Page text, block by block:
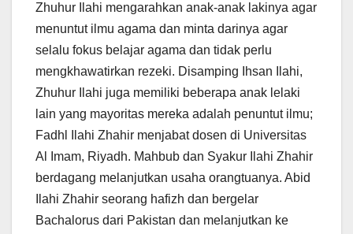
Zhuhur Ilahi mengarahkan anak-anak lakinya agar
menuntut ilmu agama dan minta darinya agar
selalu fokus belajar agama dan tidak perlu
mengkhawatirkan rezeki. Disamping Ihsan Ilahi,
Zhuhur Ilahi juga memiliki beberapa anak lelaki
lain yang mayoritas mereka adalah penuntut ilmu;
Fadhl Ilahi Zhahir menjabat dosen di Universitas
Al Imam, Riyadh. Mahbub dan Syakur Ilahi Zhahir
berdagang melanjutkan usaha orangtuanya. Abid
Ilahi Zhahir seorang hafizh dan bergelar
Bachalorus dari Pakistan dan melanjutkan ke